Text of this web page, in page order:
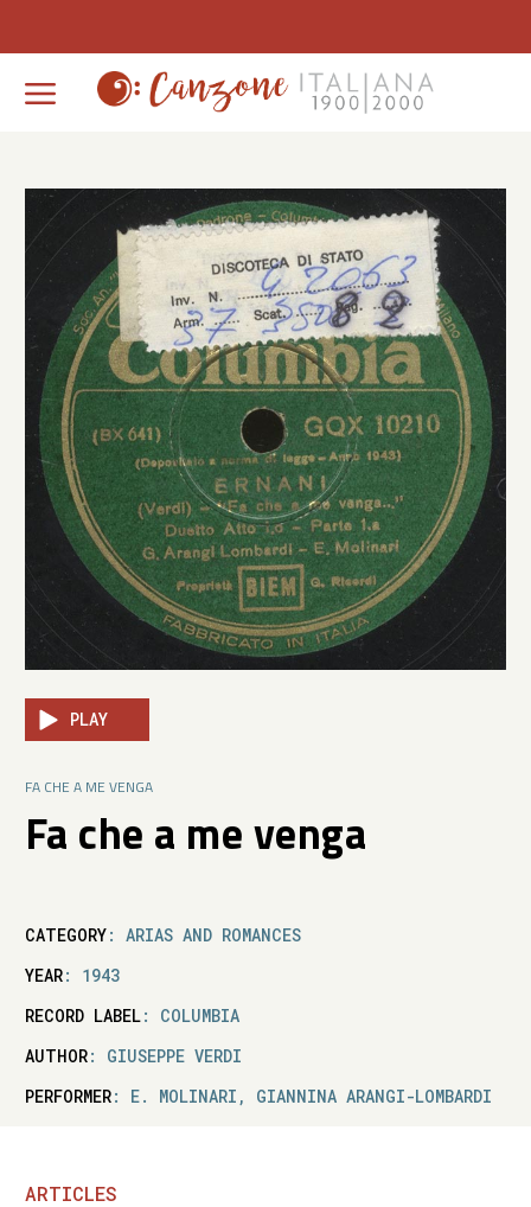
PLAY
FA CHE A ME VENGA
Fa che a me venga
CATEGORY: ARIAS AND ROMANCES
YEAR: 1943
RECORD LABEL: COLUMBIA
AUTHOR: GIUSEPPE VERDI
PERFORMER: E. MOLINARI, GIANNINA ARANGI-LOMBARDI
ARTICLES